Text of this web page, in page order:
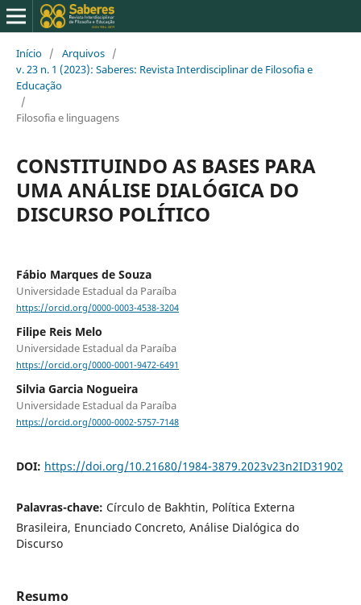
Início / Arquivos /
v. 23 n. 1 (2023): Saberes: Revista Interdisciplinar de Filosofia e
Educação
/
Filosofia e linguagens
CONSTITUINDO AS BASES PARA
UMA ANÁLISE DIALÓGICA DO
DISCURSO POLÍTICO
Fábio Marques de Souza
Universidade Estadual da Paraíba
https://orcid.org/0000-0003-4538-3204
Filipe Reis Melo
Universidade Estadual da Paraíba
https://orcid.org/0000-0001-9472-6491
Silvia Garcia Nogueira
Universidade Estadual da Paraíba
https://orcid.org/0000-0002-5757-7148
DOI: https://doi.org/10.21680/1984-3879.2023v23n2ID31902
Palavras-chave: Círculo de Bakhtin, Política Externa
Brasileira, Enunciado Concreto, Análise Dialógica do
Discurso
Resumo